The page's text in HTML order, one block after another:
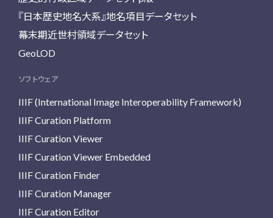
『日本歴史地名大系』地名項目データセット
幕末期近世村領域データセット
GeoLOD
ソフトウェア
IIIF (International Image Interoperability Framework)
IIIF Curation Platform
IIIF Curation Viewer
IIIF Curation Viewer Embedded
IIIF Curation Finder
IIIF Curation Manager
IIIF Curation Editor